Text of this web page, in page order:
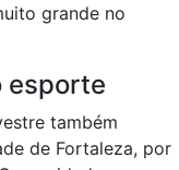
grande no
esporte
também
de Fortaleza, por